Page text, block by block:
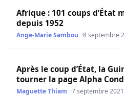
Afrique : 101 coups d’État
Afrique : 101 coups d’État
depuis 1952
Ange-Marie Sambou 8 septembre
Après le coup d’État, la
Après le coup d’État, la
tourner la page Alpha
Maguette Thiam 7 septembre 2021